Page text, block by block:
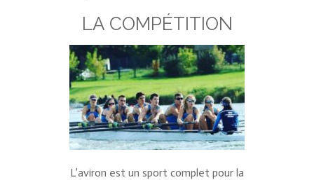
LA COMPÉTITION
L’aviron est un sport complet pour la